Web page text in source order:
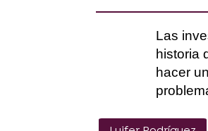
Las
historia
hacer